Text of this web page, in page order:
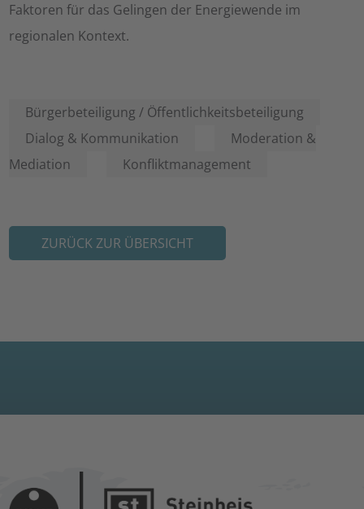
Faktoren für das Gelingen der Energiewende im
regionalen Kontext.
Bürgerbeteiligung / Öffentlichkeitsbeteiligung
Dialog & Kommunikation
Moderation &
Mediation
Konfliktmanagement
ZURÜCK ZUR ÜBERSICHT